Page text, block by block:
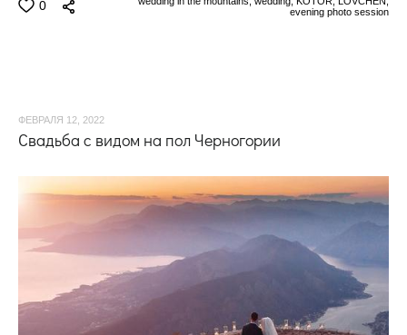
0
evening photo session
ФЕВРАЛЯ 12, 2022
Свадьба с видом на пол Черногории